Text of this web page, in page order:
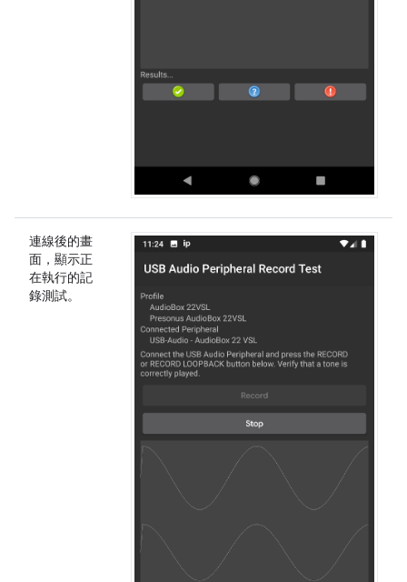
連線後的畫
面，顯示正
在執行的記
錄測試。